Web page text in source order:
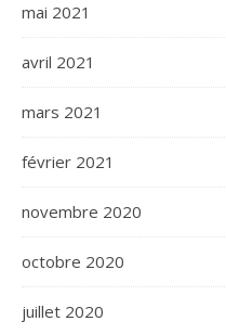
mai 2021
avril 2021
mars 2021
février 2021
novembre 2020
octobre 2020
juillet 2020